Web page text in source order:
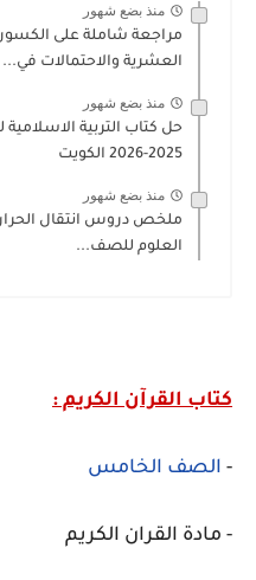
منذ بضع شهور
مراجعة شاملة على
العشرية والاحتمالات في...
منذ بضع شهور
حل كتاب التربية
2025-2026 الكويت
منذ بضع شهور
ملخص دروس انتقال
العلوم للصف...
كتاب القرآن الكريم :
- الصف الخامس
- مادة القران الكريم